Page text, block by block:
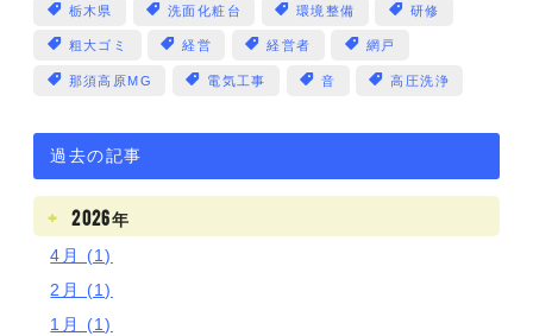
栃木県 洗面化粧台 環境整備 研修
粗大ゴミ 経営 経営者 網戸
那須高原MG 電気工事 音 高圧洗浄
過去の記事
2026年
4月 (1)
2月 (1)
1月 (1)